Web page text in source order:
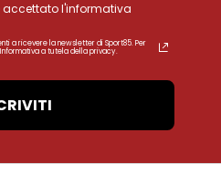
accettato l'informativa
a ricevere la newsletter di Sport85. Per
a tutela della privacy.